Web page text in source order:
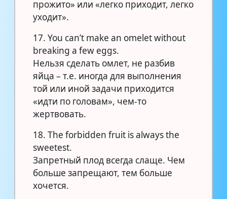
прожито» или «легко приходит, легко
уходит».
17. You can’t make an omelet without
breaking a few eggs.
Нельзя сделать омлет, не разбив
яйца – т.е. иногда для выполнения
той или иной задачи приходится
«идти по головам», чем-то
жертвовать.
18. The forbidden fruit is always the
sweetest.
Запретный плод всегда слаще. Чем
больше запрещают, тем больше
хочется.